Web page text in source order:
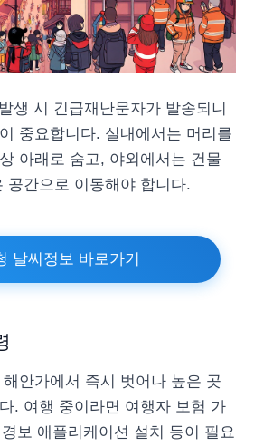
생 시 긴급재난문자가 발송되니
중요합니다. 실내에서는 머리를
아래로 숨고, 야외에서는 건물
공간으로 이동해야 합니다.
날씨정보 바로가기
안가에서 즉시 벗어나 높은 곳
. 여행 중이라면 여행자 보험 가
보 애플리케이션 설치 등이 필요